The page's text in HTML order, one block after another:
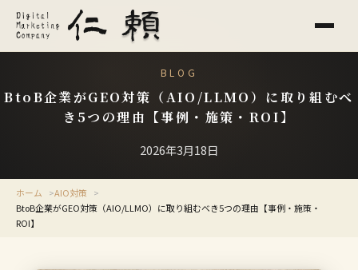
BLOG
BtoB企業がGEO対策（AIO/LLMO）に取り組むべ
き5つの理由【事例・施策・ROI】
2026年3月18日
ホーム
AIO対策
BtoB企業がGEO対策（AIO/LLMO）に取り組むべき5つの理由【事例・施策・
ROI】